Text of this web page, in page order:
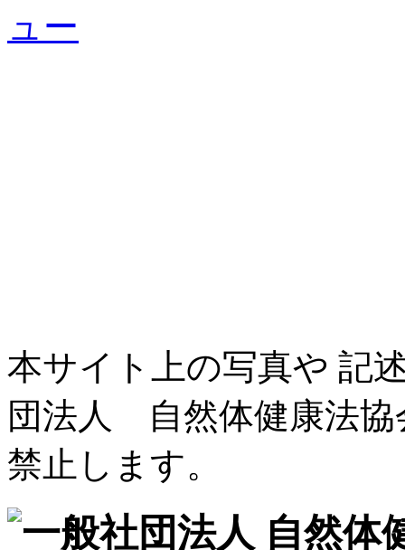
本サイト上の写真や 記
団法人 自然体健康法協
禁止します。